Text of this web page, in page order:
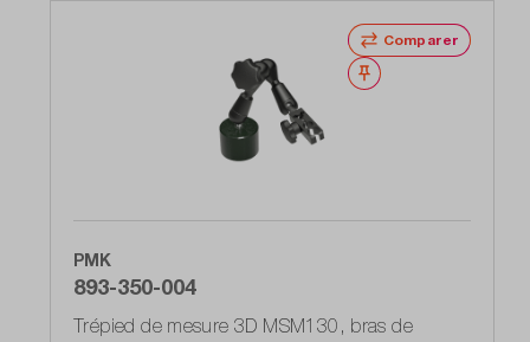
Comparer
Noter
PMK
893-350-004
Trépied de mesure 3D MSM130, bras de